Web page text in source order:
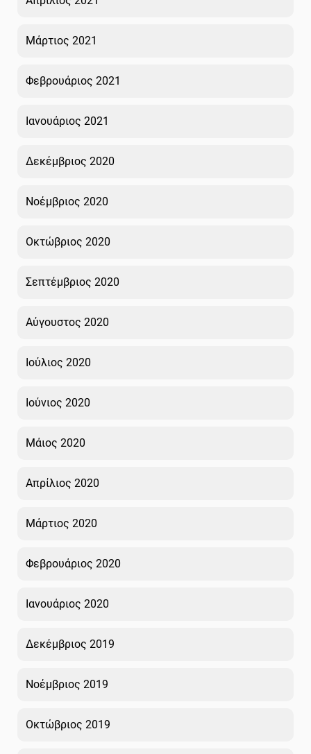
Μάρτιος 2021
Φεβρουάριος 2021
Ιανουάριος 2021
Δεκέμβριος 2020
Νοέμβριος 2020
Οκτώβριος 2020
Σεπτέμβριος 2020
Αύγουστος 2020
Ιούλιος 2020
Ιούνιος 2020
Μάιος 2020
Απρίλιος 2020
Μάρτιος 2020
Φεβρουάριος 2020
Ιανουάριος 2020
Δεκέμβριος 2019
Νοέμβριος 2019
Οκτώβριος 2019